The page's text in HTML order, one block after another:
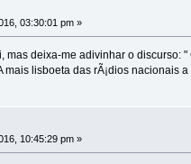
03:30:01 pm »
deixa-me adivinhar o discurso:
lisboeta das rÃ¡dios nacionais a
10:45:29 pm »